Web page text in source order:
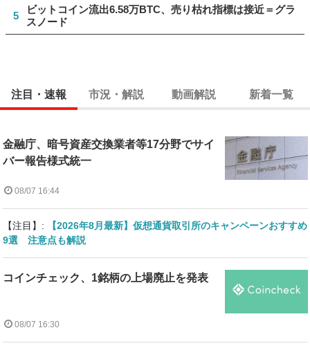
5
ビットコイン流出6.58万BTC、売り枯れ指標は接近＝グラ
スノード
注目・速報 市況・解説 動画解説 新着一覧
金融庁、暗号資産交換業者等17分野でサイ
バー報告様式統一
08/07 16:44
【注目】:
【2026年8月最新】仮想通貨取引所のキャンペーンおすすめ
9選 注意点も解説
コインチェック、1銘柄の上場廃止を発表
08/07 16:30